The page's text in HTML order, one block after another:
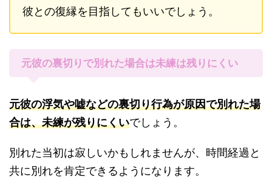
彼との復縁を目指してもいいでしょう。
元彼の裏切りで別れた場合は未練は残りにくい
元彼の浮気や嘘などの裏切り行為が原因で別れた場
合は、未練が残りにくいでしょう。
別れた当初は寂しいかもしれませんが、時間経過と
共に別れを肯定できるようになります。